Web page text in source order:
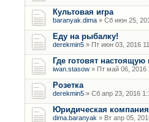
Культовая игра
baranyak.dima » Сб июн 25,
Еду на рыбалку!
derekmin5 » Пт июн 03, 2016
Где готовят настоящую
iwan.stasow » Пт май 06, 2016
Розетка
derekmin5 » Сб апр 23, 2016
Юридическая компания
dima.baranyak » Вт апр 05,